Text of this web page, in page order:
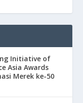
Initiative of
Asia Awards
Merek ke-50